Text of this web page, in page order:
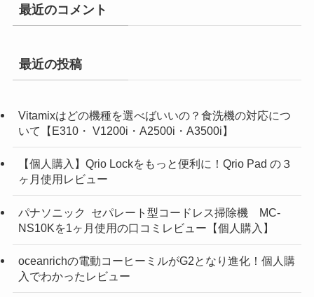
最近のコメント
最近の投稿
Vitamixはどの機種を選べばいいの？食洗機の対応につ
いて【E310・ V1200i・A2500i・A3500i】
【個人購入】Qrio Lockをもっと便利に！Qrio Pad の３
ヶ月使用レビュー
パナソニック セパレート型コードレス掃除機 MC-
NS10Kを1ヶ月使用の口コミレビュー【個人購入】
oceanrichの電動コーヒーミルがG2となり進化！個人購
入でわかったレビュー